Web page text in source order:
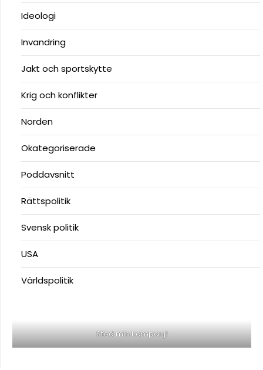
Ideologi
Invandring
Jakt och sportskytte
Krig och konflikter
Norden
Okategoriserade
Poddavsnitt
Rättspolitik
Svensk politik
USA
Världspolitik
Stöd min kampanj!